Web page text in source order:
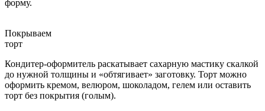
форму.
Покрываем
торт
Кондитер-оформитель раскатывает сахарную мастику скалкой
до нужной толщины и «обтягивает» заготовку. Торт можно
оформить кремом, велюром, шоколадом, гелем или оставить
торт без покрытия (голым).